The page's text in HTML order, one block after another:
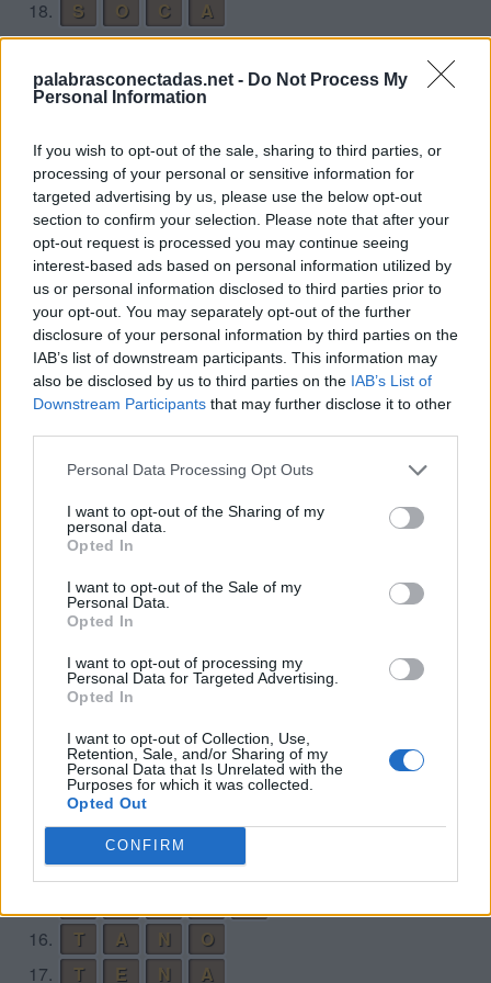
palabrasconectadas.net - Do Not Process My
Personal Information
If you wish to opt-out of the sale, sharing to third parties, or
processing of your personal or sensitive information for
targeted advertising by us, please use the below opt-out
section to confirm your selection. Please note that after your
opt-out request is processed you may continue seeing
interest-based ads based on personal information utilized by
us or personal information disclosed to third parties prior to
your opt-out. You may separately opt-out of the further
disclosure of your personal information by third parties on the
IAB’s list of downstream participants. This information may
also be disclosed by us to third parties on the IAB’s List of
Downstream Participants that may further disclose it to other
Personal Data Processing Opt Outs
I want to opt-out of the Sharing of my
personal data.
Opted In
I want to opt-out of the Sale of my
Personal Data.
Opted In
I want to opt-out of processing my
Personal Data for Targeted Advertising.
Opted In
I want to opt-out of Collection, Use,
Retention, Sale, and/or Sharing of my
Personal Data that Is Unrelated with the
Purposes for which it was collected.
Opted Out
CONFIRM
18. S O C
A
1. A D R
A
2.
G R A D
3. A R D
A
4.
D A G
A
5. D R A G
A
6.
G R A D
A
7. R A D
A
Desafío 7
1. A N T
E
A T E
O
E N A N
O
E N
E N T O N A
E T
N A T
O
N E
E
O
N O N
A
N O T
A
13. N O T A
N
14. N O T
E
16.
T A N
O
17.
T E N
A